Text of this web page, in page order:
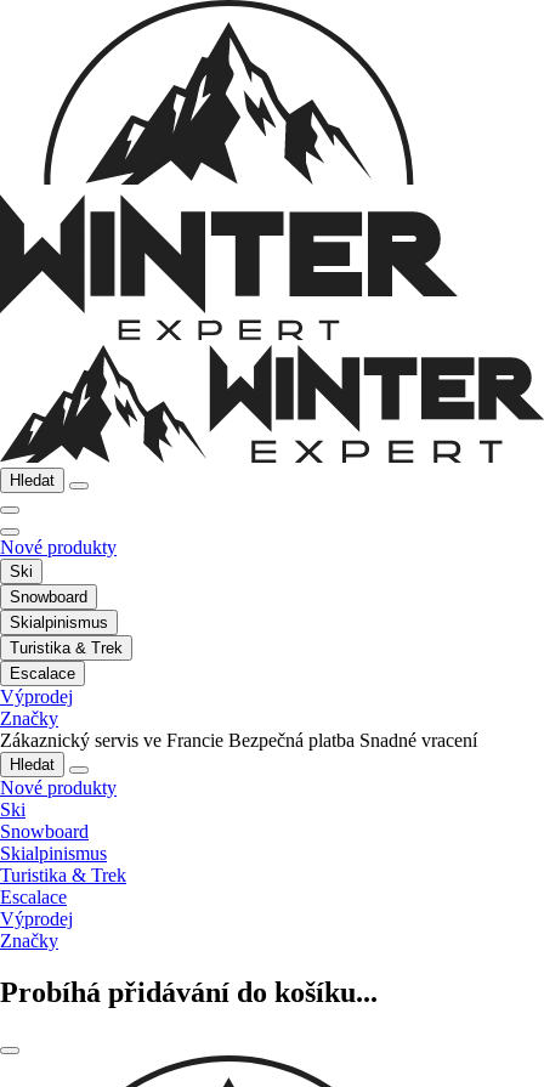
Hledat
Nové produkty
Ski
Snowboard
Skialpinismus
Turistika & Trek
Escalace
Výprodej
Značky
Zákaznický servis ve Francie Bezpečná platba Snadné vracení
Hledat
Nové produkty
Ski
Snowboard
Skialpinismus
Turistika & Trek
Escalace
Výprodej
Značky
Probíhá přidávání do košíku...